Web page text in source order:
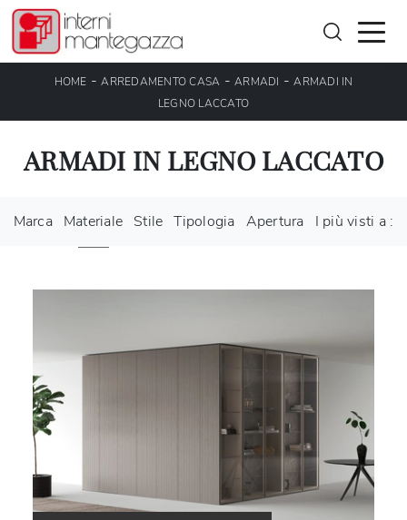
HOME -ARREDAMENTO CASA - ARMADI -ARMADI IN
LEGNO LACCATO
ARMADI IN LEGNO LACCATO
Marca Materiale Stile Tipologia Apertura I più visti a :